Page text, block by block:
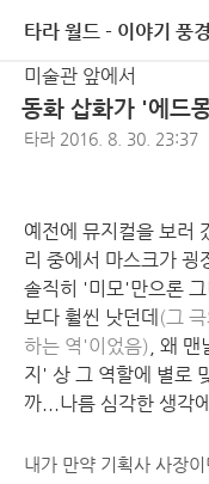
타라 월드 - 이야기 풍경
미술관 앞에서
동화 삽화가 '에드
타라 2016. 8. 30. 23:37
예전에 뮤지컬을 보러
리 중에서 마스크가 굉
솔직히 '미모'만으론
보다 훨씬 낫던데 (그
하는 역'이었음) , 왜
지' 상 그 역할에 별로
까...나름 심각한 생각
내가 만약 기획사 사장